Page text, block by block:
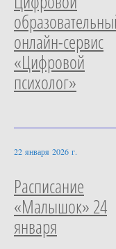
онлайн-сервис
«Цифровой
психолог»
22 января 2026 г.
Расписание
«Малышок» 24
января